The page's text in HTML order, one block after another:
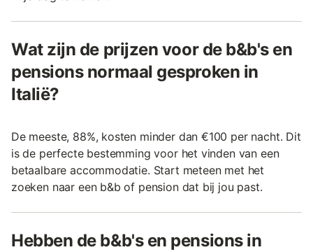
Wat zijn de prijzen voor de b&b's en
pensions normaal gesproken in
Italië?
De meeste, 88%, kosten minder dan €100 per nacht. Dit
is de perfecte bestemming voor het vinden van een
betaalbare accommodatie. Start meteen met het
zoeken naar een b&b of pension dat bij jou past.
Hebben de b&b's en pensions in